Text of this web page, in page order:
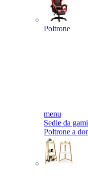
Poltrone
menu
Sedie da
Poltrone a